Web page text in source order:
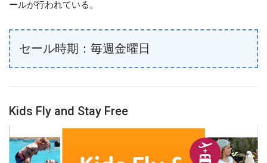
ールが行われている。
セール時期：毎週金曜日
Kids Fly and Stay Free